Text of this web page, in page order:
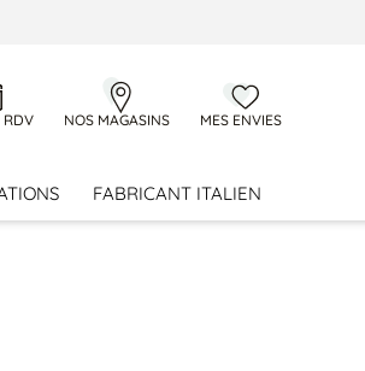
RDV NOS MAGASINS MES ENVIES
FABRICANT ITALIEN